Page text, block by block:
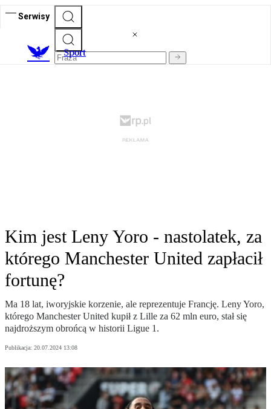
Serwisy
Sport
Kim jest Leny Yoro - nastolatek, za
którego Manchester United zapłacił
fortunę?
Ma 18 lat, iworyjskie korzenie, ale reprezentuje Francję. Leny Yoro,
którego Manchester United kupił z Lille za 62 mln euro, stał się
najdroższym obrońcą w historii Ligue 1.
Publikacja: 20.07.2024 13:08